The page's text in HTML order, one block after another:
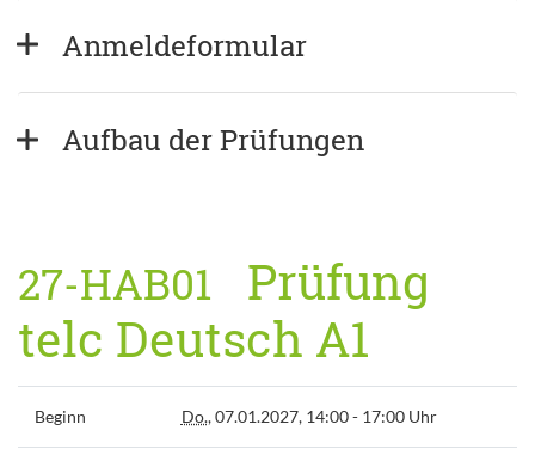
Anmeldeformular
Aufbau der Prüfungen
27-HAB01 Prüfung
telc Deutsch A1
Beginn Do., 07.01.2027, 14:00 - 17:00 Uhr